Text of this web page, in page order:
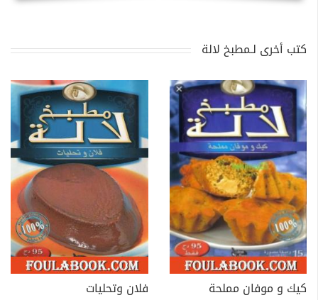
كتب أخرى لـمطبخ لالة
كيك و موفان مملحة
فلان وتحليات